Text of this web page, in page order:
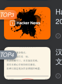
TOP3
TOP4